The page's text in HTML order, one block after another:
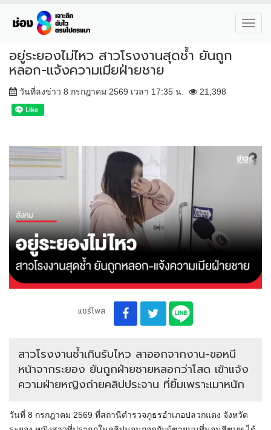
อยู่ระยองไม่ไหว สาวโรงงานสุดช้ำ ยันถูก
หลอก-แจ้งความเมียฝ่ายชาย
วันที่ลงข่าว 8 กรกฎาคม 2569 เวลา 17:35 น. 21,398
แชร์โพส
สาวโรงงานช้ำเกินรับไหว ลาออกจากงาน-ขอหนี
หน้าจากระยอง ยันถูกฝ่ายชายหลอกว่าโสด เข้าแจ้ง
ความฝ่ายหญิงถ่ายคลิปประจาน ที่ยิ้มเพราะเมาหนัก
วันที่ 8 กรกฎาคม 2569 ที่สถานีตำรวจภูธรอำเภอปลวกแดง จังหวัด